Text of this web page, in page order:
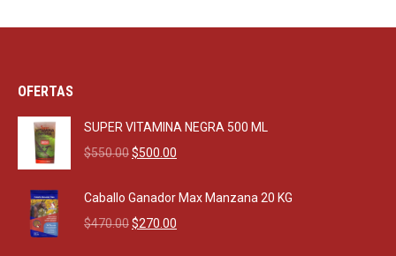
OFERTAS
SUPER VITAMINA NEGRA 500 ML
$550.00Original
was:
$550.00.
$500.00
is:
Caballo Ganador Max Manzana 20 KG
$470.00Original
$270.00